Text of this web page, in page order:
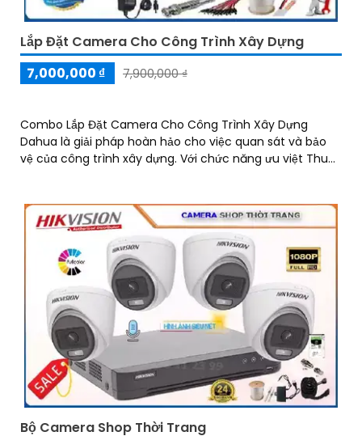
Lắp Đặt Camera Cho Công Trình Xây Dựng
7,000,000 ₫
7,900,000 ₫
Combo Lắp Đặt Camera Cho Công Trình Xây Dựng
Dahua là giải pháp hoàn hảo cho việc quan sát và bảo
vệ của công trình xây dựng. Với chức năng ưu việt Thu
Bộ Camera Shop Thời Trang